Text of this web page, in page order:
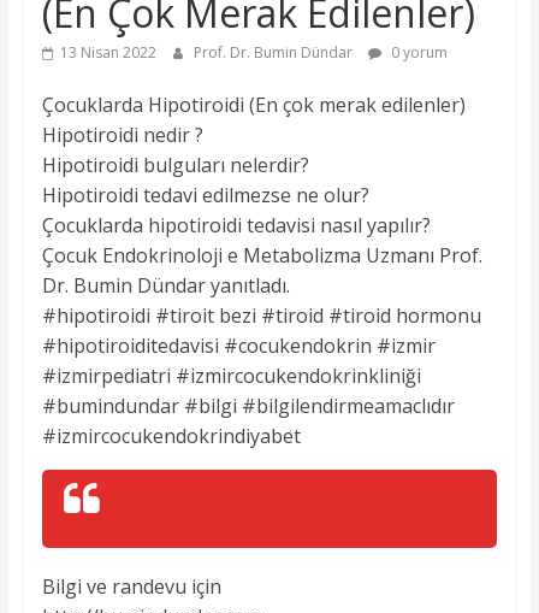
(En Çok Merak Edilenler)
13 Nisan 2022 Prof. Dr. Bumin Dündar 0 yorum
Çocuklarda Hipotiroidi (En çok merak edilenler)
Hipotiroidi nedir ?
Hipotiroidi bulguları nelerdir?
Hipotiroidi tedavi edilmezse ne olur?
Çocuklarda hipotiroidi tedavisi nasıl yapılır?
Çocuk Endokrinoloji e Metabolizma Uzmanı Prof.
Dr. Bumin Dündar yanıtladı.
#hipotiroidi #tiroit bezi #tiroid #tiroid hormonu
#hipotiroiditedavisi #cocukendokrin #izmir
#izmirpediatri #izmircocukendokrinkliniği
#bumindundar #bilgi #bilgilendirmeamaclıdır
#izmircocukendokrindiyabet
Bilgi ve randevu için